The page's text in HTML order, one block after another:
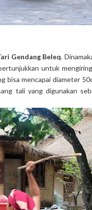
Gendang Beleq.
untuk
bisa mencapai diameter
tali yang digunakan